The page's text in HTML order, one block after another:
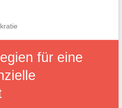
für eine